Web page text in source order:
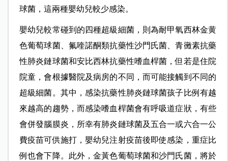
球菌，這兩種嬰幼兒較少感染。
嬰幼兒較常碰到的四種超級細菌，則為耐甲氧西林金黄
色葡萄球菌、氟喹諾酮類抗藥性沙門氏菌、青黴素抗藥
性肺炎鏈球菌和安比西林抗藥性嗜血桿菌，但若是住院
院童，會根據醫院及病房的不同，而可能接觸到不同的
超級細菌。其中，感染抗藥性肺炎鏈球菌孩子比例有越
來越高的趨勢，而感染嗜血桿菌會有呼吸道症狀，有些
會併發腦膜炎，所幸有肺炎鏈球菌及五合一或六合一公
費疫苗可供施打，嬰幼兒注射疫苗後即使感染，重症比
例也會下降。此外，金黃色葡萄球菌和沙門氏菌，將於